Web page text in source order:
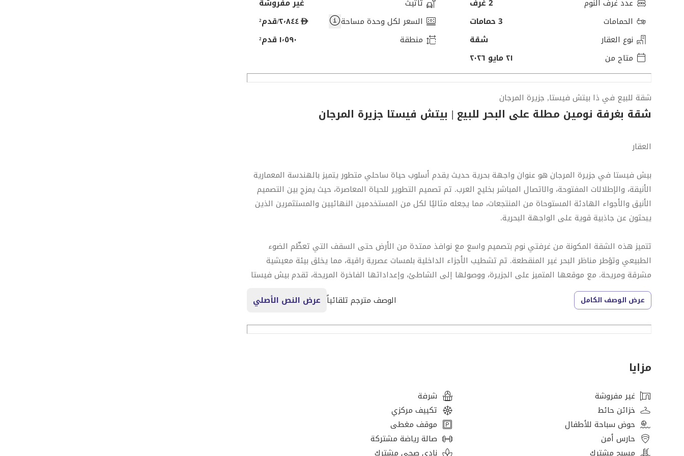
عدد غرف النوم
2 غرف
الحمامات
3 حمامات
نوع العقار
شقة
متاح من
٢١ مايو ٢٠٢٦
تأثيث
غير مفروشة
السعر لكل وحدة مساحة
د
٢٬٨٤٤/قدم²
منطقة
١٬٥٩٠ قدم²
شقة للبيع في ذا بيتش فيستا, جزيرة المرجان
شقة بغرفة نومين مطلة على البحر للبيع | بيتش فيستا جزيرة المرجان
العقار
بيش فيستا في جزيرة المرجان هو عنوان واجهة بحرية حديث يقدم أسلوب حياة ساحلي متطور يتميز بالهندسة المعمارية
الأنيقة، والإطلالات المفتوحة، والاتصال المباشر بخليج العرب. تم تصميم التطوير للحياة المعاصرة، حيث يمزج بين التصميم
الأنيق والأجواء الهادئة المستوحاة من المنتجعات، مما يجعله مثاليًا لكل من المستخدمين النهائيين والمستثمرين الذين
يبحثون عن جاذبية قوية على الواجهة البحرية.
تتميز هذه الشقة المكونة من غرفتي نوم بتصميم واسع مع نوافذ ممتدة من الأرض حتى السقف التي تعظّم الضوء
الطبيعي وتؤطر مناظر البحر غير المنقطعة. تم تشطيب الأجزاء الداخلية بلمسات عصرية راقية، مما يخلق بيئة معيشية
مشرقة ومريحة. مع موقعها المتميز على الجزيرة، ووصولها إلى الشاطئ، وإعداداتها الفاخرة المريحة، تقدم بيش فيستا
أسلوب حياة يركز على الراحة والراحة والأناقة الساحلية اليومية.
المطبخ: مجهز بالكامل
الإطلالة: بحر
الحجم: مساحة مبنية تبدأ من 1589.83 قدم مربع
المواقف: 1
السعر: يبدأ من 4,522,098 درهم إماراتي
اكتمال: الربع الأول من عام 2027
خطة الدفع: 70/30
عرض الوصف الكامل الوصف مترجم تلقائياً عرض النص الأصلي
مزايا
غير مفروشة
شرفة
خزائن حائط
تكييف مركزي
حوض سباحة للأطفال
موقف مغطى
حارس أمن
صالة رياضة مشتركة
مسبح مشترك
نادي صحي مشترك